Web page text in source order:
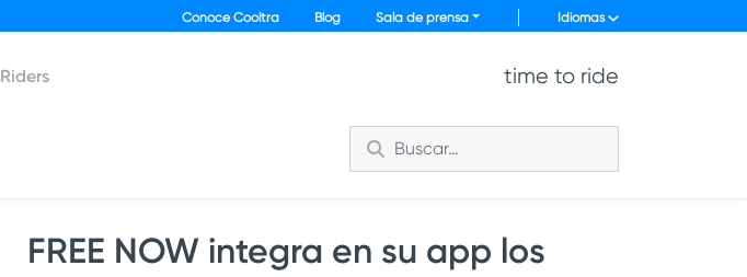
Conoce Cooltra Blog Sala de prensa Idiomas
Riders time to ride
FREE NOW integra en su app los